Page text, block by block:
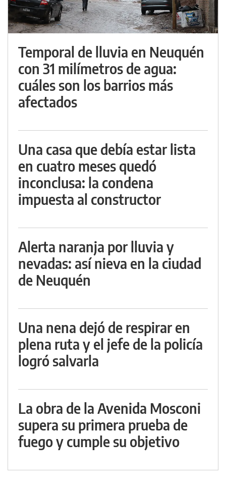
Temporal de lluvia en Neuquén
con 31 milímetros de agua:
cuáles son los barrios más
afectados
Una casa que debía estar lista
en cuatro meses quedó
inconclusa: la condena
impuesta al constructor
Alerta naranja por lluvia y
nevadas: así nieva en la ciudad
de Neuquén
Una nena dejó de respirar en
plena ruta y el jefe de la policía
logró salvarla
La obra de la Avenida Mosconi
supera su primera prueba de
fuego y cumple su objetivo